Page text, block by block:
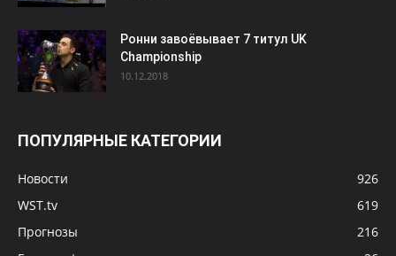
Ронни завоёвывает 7 титул UK
Championship
10.12.2018
ПОПУЛЯРНЫЕ КАТЕГОРИИ
Новости
926
WST.tv
619
Прогнозы
216